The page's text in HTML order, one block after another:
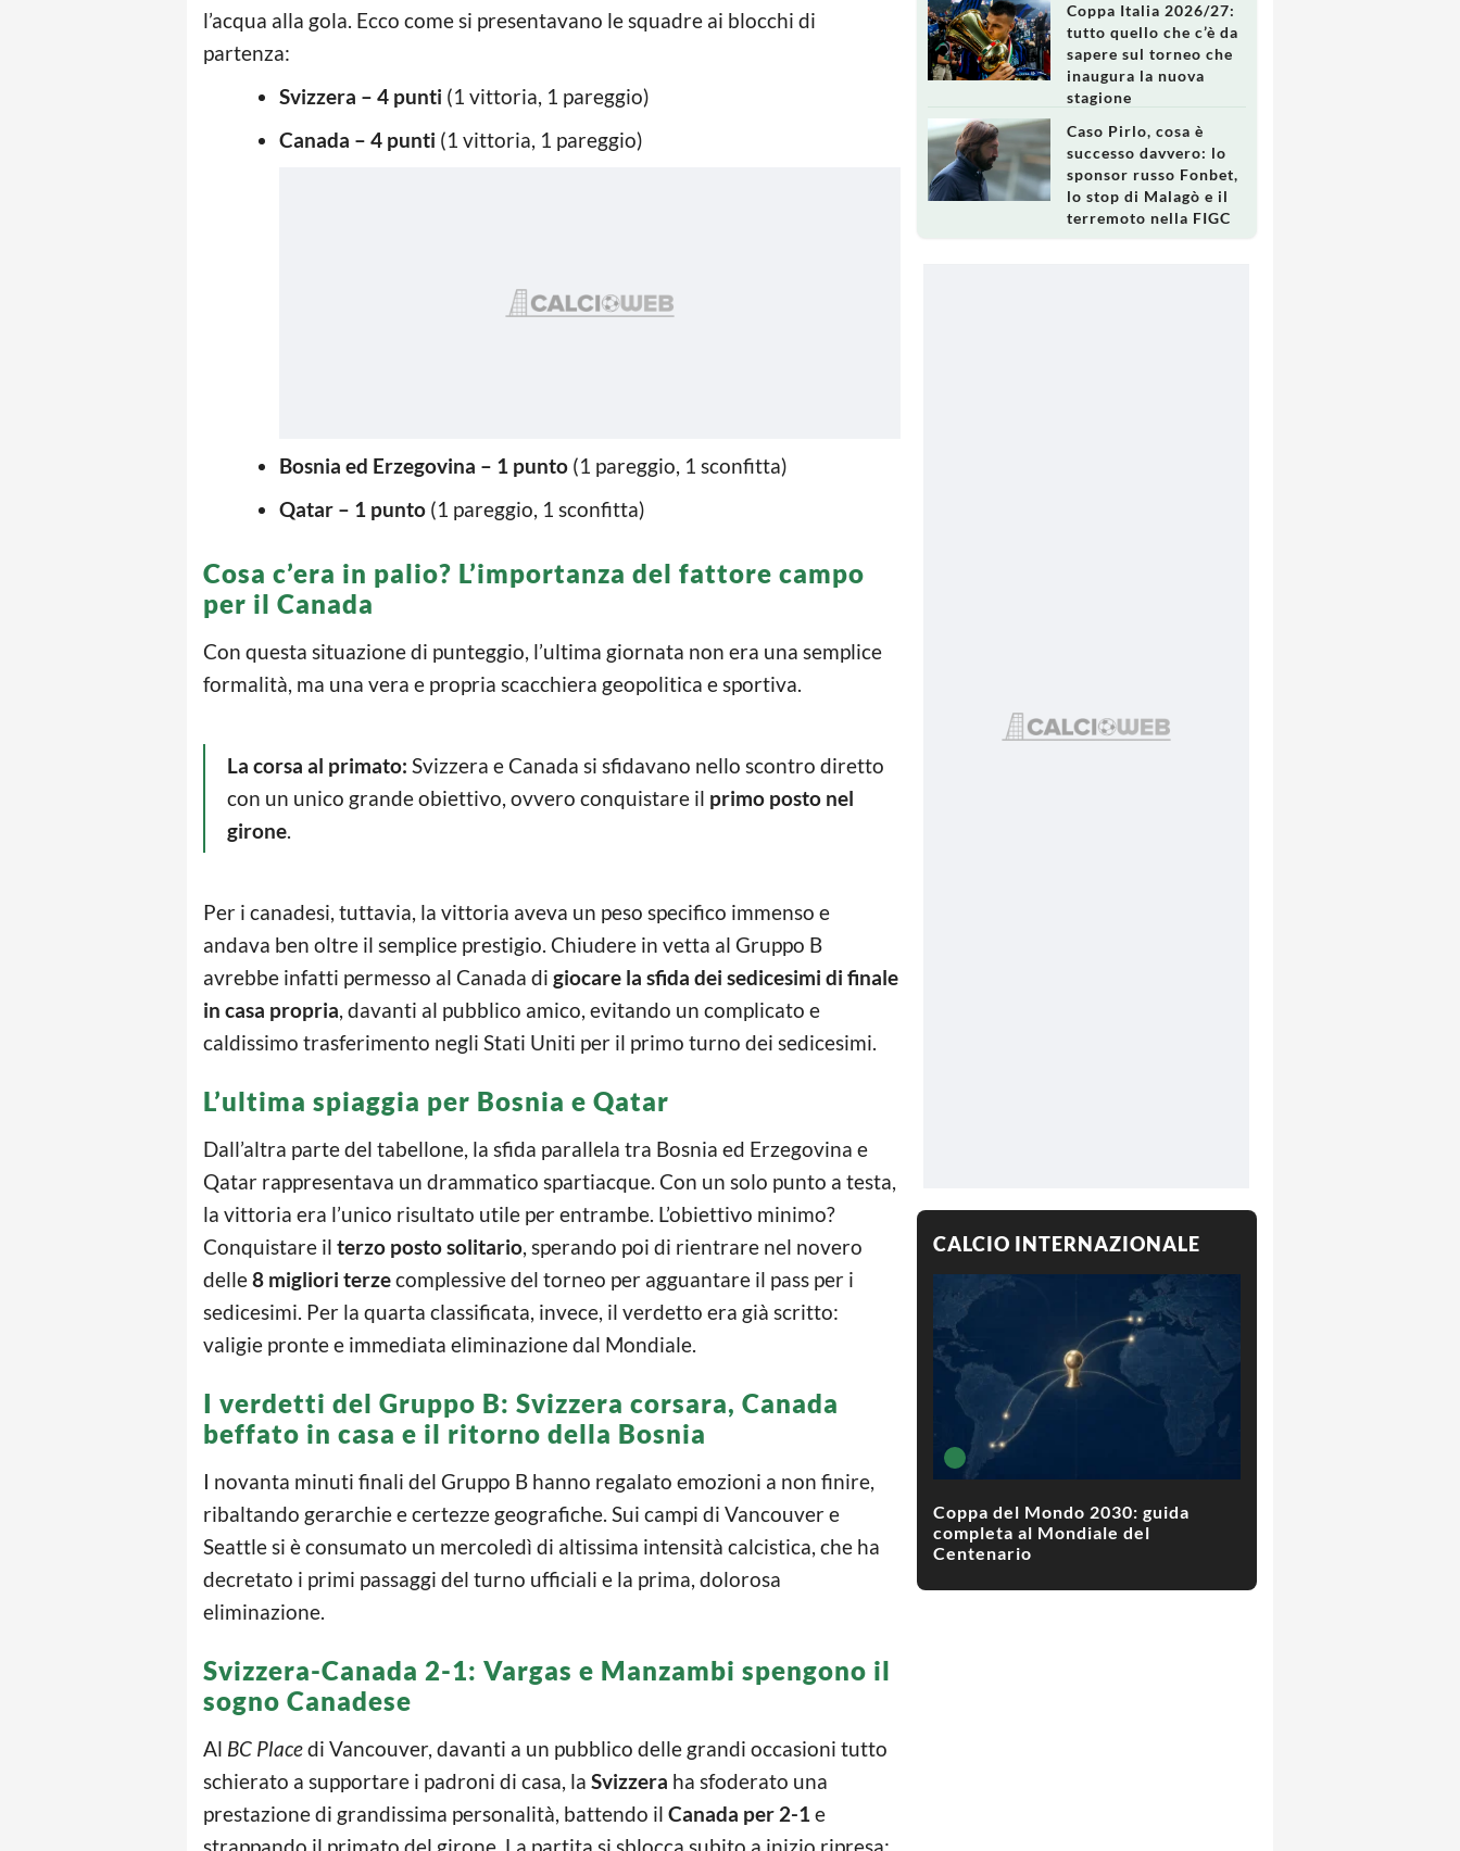
l’acqua alla gola. Ecco come si presentavano le squadre ai blocchi di
partenza:
Svizzera – 4 punti (1 vittoria, 1 pareggio)
Canada – 4 punti (1 vittoria, 1 pareggio)
Bosnia ed Erzegovina – 1 punto (1 pareggio, 1 sconfitta)
Qatar – 1 punto (1 pareggio, 1 sconfitta)
Cosa c’era in palio? L’importanza del fattore campo
per il Canada
Con questa situazione di punteggio, l’ultima giornata non era una semplice
formalità, ma una vera e propria scacchiera geopolitica e sportiva.
La corsa al primato: Svizzera e Canada si sfidavano nello scontro diretto
con un unico grande obiettivo, ovvero conquistare il primo posto nel
girone.
Per i canadesi, tuttavia, la vittoria aveva un peso specifico immenso e
andava ben oltre il semplice prestigio. Chiudere in vetta al Gruppo B
avrebbe infatti permesso al Canada di giocare la sfida dei sedicesimi di finale
in casa propria, davanti al pubblico amico, evitando un complicato e
caldissimo trasferimento negli Stati Uniti per il primo turno dei sedicesimi.
L’ultima spiaggia per Bosnia e Qatar
Dall’altra parte del tabellone, la sfida parallela tra Bosnia ed Erzegovina e
Qatar rappresentava un drammatico spartiacque. Con un solo punto a testa,
la vittoria era l’unico risultato utile per entrambe. L’obiettivo minimo?
Conquistare il terzo posto solitario, sperando poi di rientrare nel novero
delle8 migliori terzecomplessive del torneo per agguantare il pass per i
sedicesimi. Per la quarta classificata, invece, il verdetto era già scritto:
valigie pronte e immediata eliminazione dal Mondiale.
I verdetti del Gruppo B: Svizzera corsara, Canada
beffato in casa e il ritorno della Bosnia
I novanta minuti finali del Gruppo B hanno regalato emozioni a non finire,
ribaltando gerarchie e certezze geografiche. Sui campi di Vancouver e
Seattle si è consumato un mercoledì di altissima intensità calcistica, che ha
decretato i primi passaggi del turno ufficiali e la prima, dolorosa
eliminazione.
Svizzera-Canada 2-1: Vargas e Manzambi spengono il
sogno Canadese
Al BC Placedi Vancouver, davanti a un pubblico delle grandi occasioni tutto
schierato a supportare i padroni di casa, la Svizzera ha sfoderato una
prestazione di grandissima personalità, battendo il Canada per 2-1e
Coppa Italia 2026/27:
tutto quello che c’è da
sapere sul torneo che
inaugura la nuova
stagione
Caso Pirlo, cosa è
successo davvero: lo
sponsor russo Fonbet,
lo stop di Malagò e il
terremoto nella FIGC
CALCIO INTERNAZIONALE
Coppa del Mondo 2030: guida
completa al Mondiale del
Centenario